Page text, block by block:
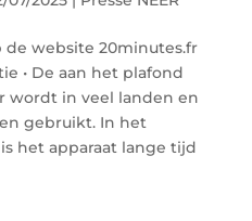
website 20minutes.fr
• De aan het plafond
wordt in veel landen en
gebruikt. In het
het apparaat lange tijd